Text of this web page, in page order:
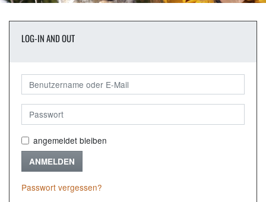
LOG-IN AND OUT
angemeldet bleiben
ANMELDEN
Passwort vergessen?